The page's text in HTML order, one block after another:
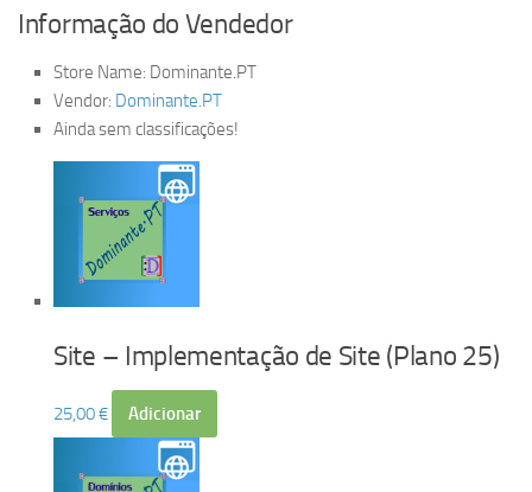
Informação do Vendedor
Store Name: Dominante.PT
Vendor: Dominante.PT
Ainda sem classificações!
Site – Implementação de Site (Plano 25)
25,00€ Adicionar